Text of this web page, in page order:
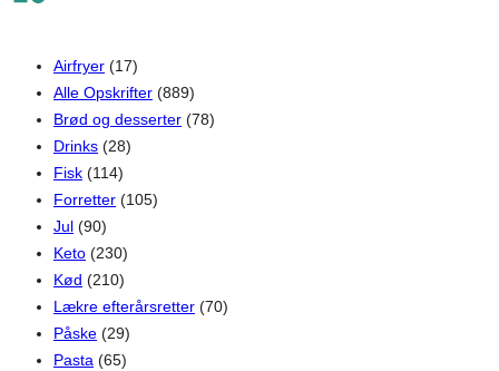
Airfryer (17)
Alle Opskrifter (889)
Brød og desserter (78)
Drinks (28)
Fisk (114)
Forretter (105)
Jul (90)
Keto (230)
Kød (210)
Lækre efterårsretter (70)
Påske (29)
Pasta (65)